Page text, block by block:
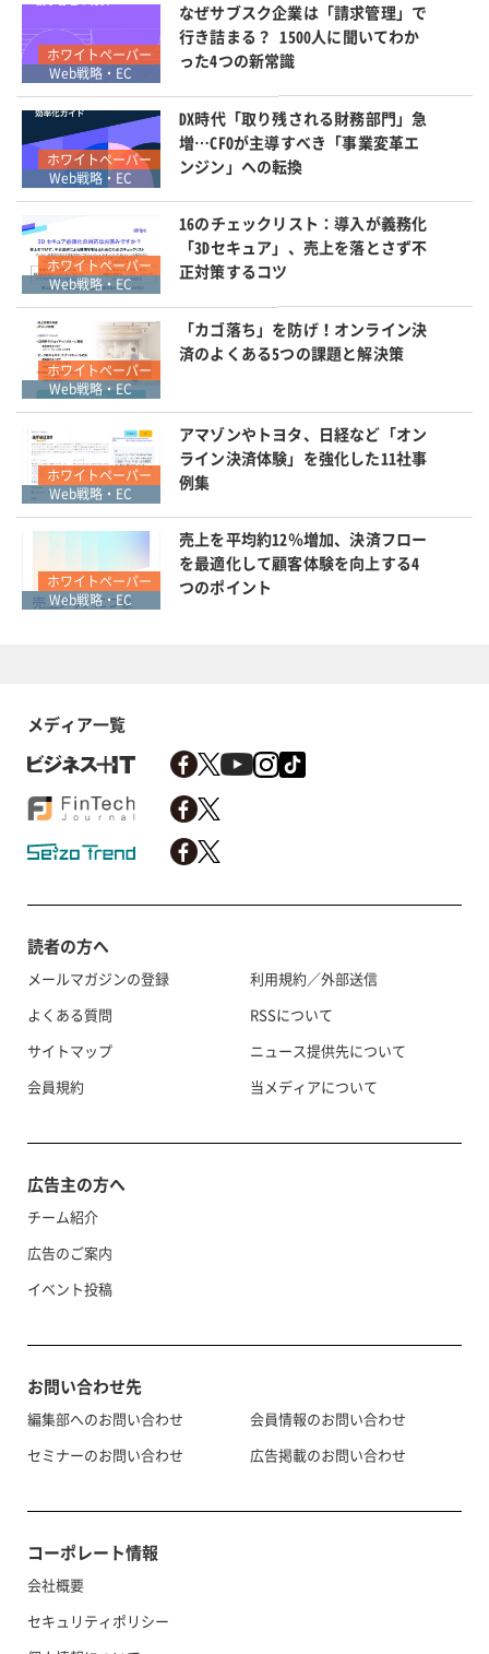
ホワイトペーパー
Web戦略・EC
なぜサブスク企業は「請求管理」で
行き詰まる？ 1500人に聞いてわか
った4つの新常識
ホワイトペーパー
Web戦略・EC
DX時代「取り残される財務部門」急
増…CFOが主導すべき「事業変革エ
ンジン」への転換
ホワイトペーパー
Web戦略・EC
16のチェックリスト：導入が義務化
「3Dセキュア」、売上を落とさず不
正対策するコツ
ホワイトペーパー
Web戦略・EC
「カゴ落ち」を防げ！オンライン決
済のよくある5つの課題と解決策
ホワイトペーパー
Web戦略・EC
アマゾンやトヨタ、日経など「オン
ライン決済体験」を強化した11社事
例集
ホワイトペーパー
Web戦略・EC
売上を平均約12％増加、決済フロー
を最適化して顧客体験を向上する4
つのポイント
メディア一覧
読者の方へ
メールマガジンの登録
よくある質問
サイトマップ
会員規約
利用規約／外部送信
RSSについて
ニュース提供先について
当メディアについて
広告主の方へ
チーム紹介
広告のご案内
イベント投稿
お問い合わせ先
編集部へのお問い合わせ
セミナーのお問い合わせ
会員情報のお問い合わせ
広告掲載のお問い合わせ
コーポレート情報
会社概要
セキュリティポリシー